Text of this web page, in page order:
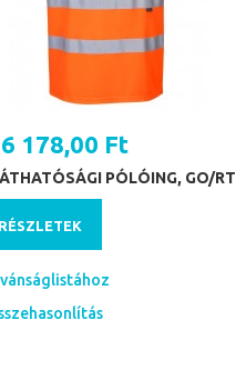
6 178,00 Ft
PÓLÓING, GO/RT
RÉSZLETEK